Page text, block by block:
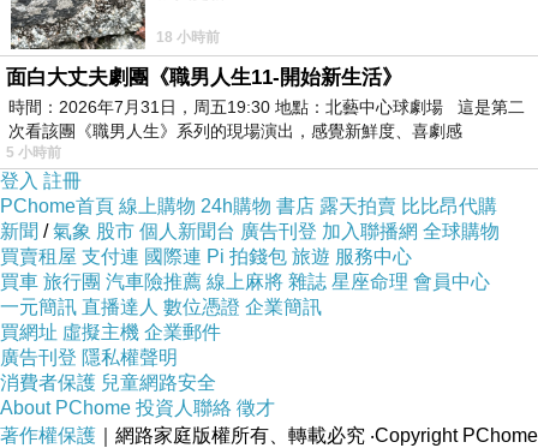
18 小時前
面白大丈夫劇團《職男人生11-開始新生活》
時間：2026年7月31日，周五19:30 地點：北藝中心球劇場 這是第二
次看該團《職男人生》系列的現場演出，感覺新鮮度、喜劇感
5 小時前
登入 註冊
PChome首頁 線上購物 24h購物 書店 露天拍賣 比比昂代購
新聞 /氣象 股市 個人新聞台 廣告刊登 加入聯播網 全球購物
買賣租屋 支付連 國際連 Pi 拍錢包 旅遊 服務中心
買車 旅行團 汽車險推薦 線上麻將 雜誌 星座命理 會員中心
一元簡訊 直播達人 數位憑證 企業簡訊
買網址 虛擬主機 企業郵件
廣告刊登 隱私權聲明
消費者保護 兒童網路安全
About PChome 投資人聯絡 徵才
著作權保護 ｜網路家庭版權所有、轉載必究 ‧Copyright PChome